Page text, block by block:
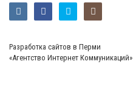
Разработка сайтов в Перми
«Агентство Интернет Коммуникаций»